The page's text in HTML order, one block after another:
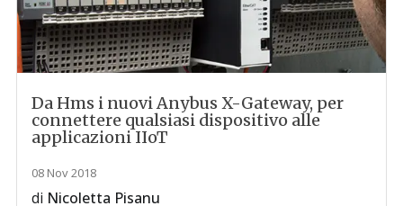
Da Hms i nuovi Anybus X-Gateway, per
connettere qualsiasi dispositivo alle
applicazioni IIoT
08 Nov 2018
di Nicoletta Pisanu